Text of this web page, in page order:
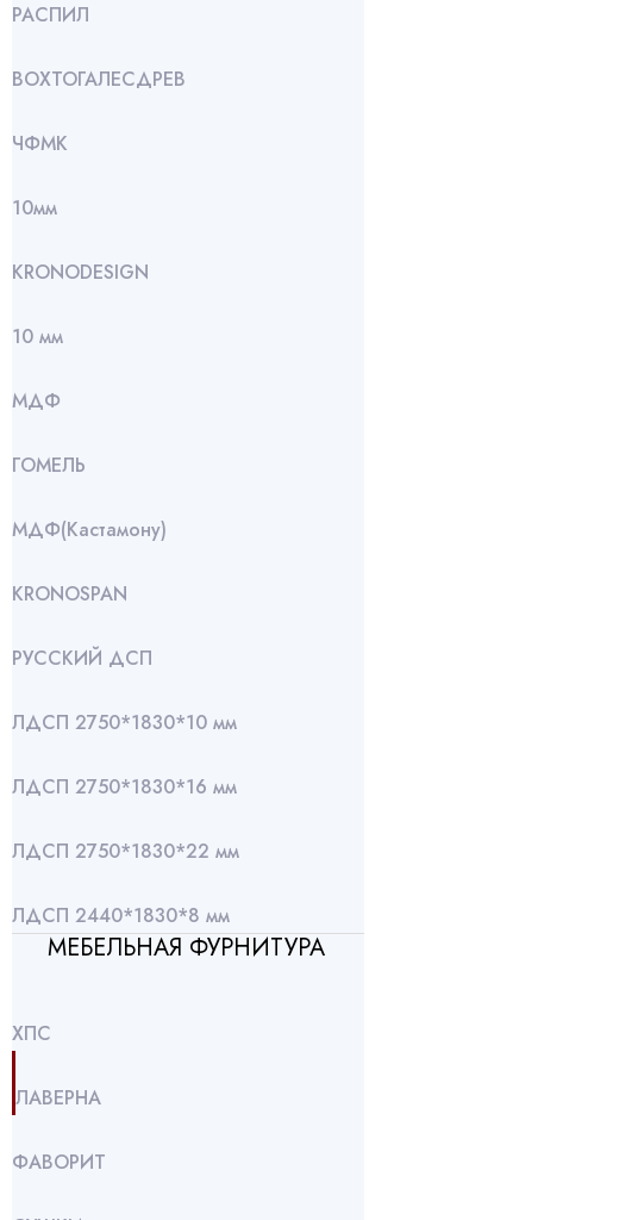
РАСПИЛ
ВОХТОГАЛЕСДРЕВ
ЧФМК
10мм
KRONODESIGN
10 мм
МДФ
ГОМЕЛЬ
МДФ(Кастамону)
KRONOSPAN
РУССКИЙ ДСП
ЛДСП 2750*1830*10 мм
ЛДСП 2750*1830*16 мм
ЛДСП 2750*1830*22 мм
ЛДСП 2440*1830*8 мм
МЕБЕЛЬНАЯ ФУРНИТУРА
ХПС
ЛАВЕРНА
ФАВОРИТ